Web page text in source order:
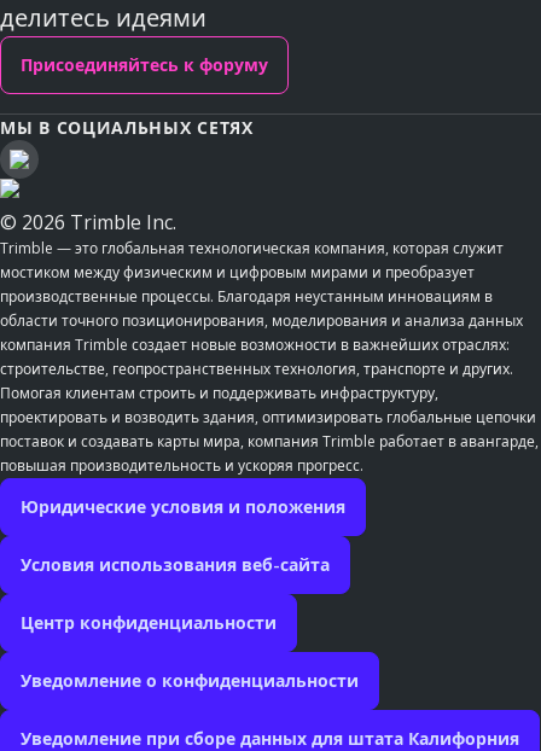
делитесь идеями
Присоединяйтесь к форуму
МЫ В СОЦИАЛЬНЫХ СЕТЯХ
© 2026 Trimble Inc.
Trimble — это глобальная технологическая компания, которая служит
мостиком между физическим и цифровым мирами и преобразует
производственные процессы. Благодаря неустанным инновациям в
области точного позиционирования, моделирования и анализа данных
компания Trimble создает новые возможности в важнейших отраслях:
строительстве, геопространственных технология, транспорте и других.
Помогая клиентам строить и поддерживать инфраструктуру,
проектировать и возводить здания, оптимизировать глобальные цепочки
поставок и создавать карты мира, компания Trimble работает в авангарде,
повышая производительность и ускоряя прогресс.
Юридические условия и положения
Условия использования веб-сайта
Центр конфиденциальности
Уведомление о конфиденциальности
Уведомление при сборе данных для штата Калифорния